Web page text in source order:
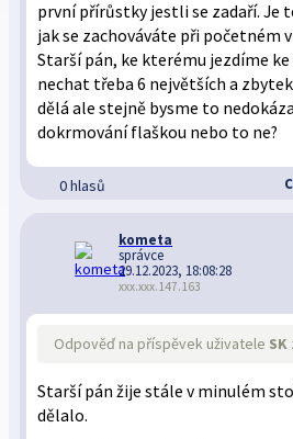
první přírůstky jestli se zadaří. Je
jak se zachováváte při početném
Starší pán, ke kterému jezdíme
nechat třeba 6 největších a
dělá ale stejně bysme to
dokrmování flaškou nebo to ne?
0 hlasů
kometa
správce
29.12.2023, 18:08:28
xxx.xxx.147.163
Odpověď na příspěvek uživatele SK
Starší pán žije stále v minulém
dělalo.